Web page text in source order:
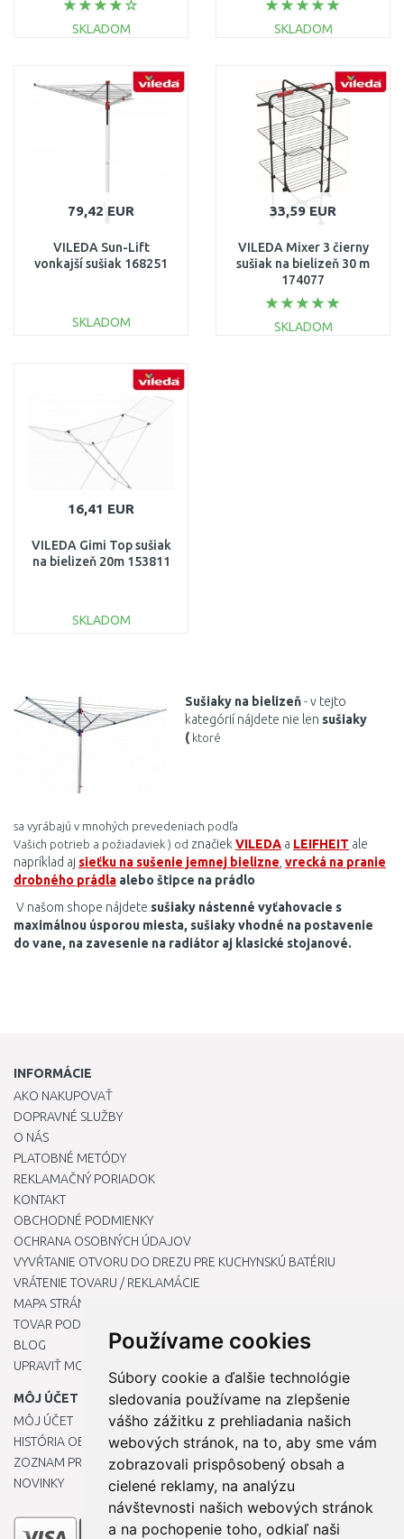
Používame cookies
Súbory cookie a ďalšie technológie
sledovania používame na zlepšenie
vášho zážitku z prehliadania našich
webových stránok, na to, aby sme vám
zobrazovali prispôsobený obsah a
cielené reklamy, na analýzu
návštevnosti našich webových stránok
a na pochopenie toho, odkiaľ naši
SKLADOM
Porovnať
SKLADOM
Porovnať
79,42 EUR
VILEDA Sun-Lift
vonkajší sušiak 168251
SKLADOM
33,59 EUR
VILEDA Mixer 3 čierny
sušiak na bielizeň 30 m
174077
SKLADOM
16,41 EUR
VILEDA Gimi Top sušiak
na bielizeň 20m 153811
SKLADOM
Sušiaky na bielizeň- v tejto
kategórií nájdete nie len sušiaky
( ktoré
sa vyrábajú v mnohých prevedeniach podľa
Vašich potrieb a požiadaviek ) od značiek VILEDA a LEIFHEIT ale
napríklad aj sieťku na sušenie jemnej bielizne vrecká na pranie
drobného prádla alebo štipce na prádlo
V našom shope nájdete sušiaky nástenné vyťahovacie s
maximálnou úsporou miesta, sušiakyvhodné na postavenie
do vane, na zavesenie na radiátor aj klasické stojanové.
INFORMÁCIE
AKO NAKUPOVAŤ
DOPRAVNÉ SLUŽBY
O NÁS
PLATOBNÉ METÓDY
REKLAMAČNÝ PORIADOK
KONTAKT
OBCHODNÉ PODMIENKY
OCHRANA OSOBNÝCH ÚDAJOV
VYVŔTANIE OTVORU DO DREZU PRE KUCHYNSKÚ BATÉRIU
VRÁTENIE TOVARU / REKLAMÁCIE
MAPA STRÁNOK
TOVAR PODĽA ZNAČIEK
BLOG
UPRAVIŤ MOJE PREDVOĽBY COOKIES
MÔJ ÚČET
MÔJ ÚČET
HISTÓRIA OBJEDNÁVOK
ZOZNAM PRIANÍ
NOVINKY